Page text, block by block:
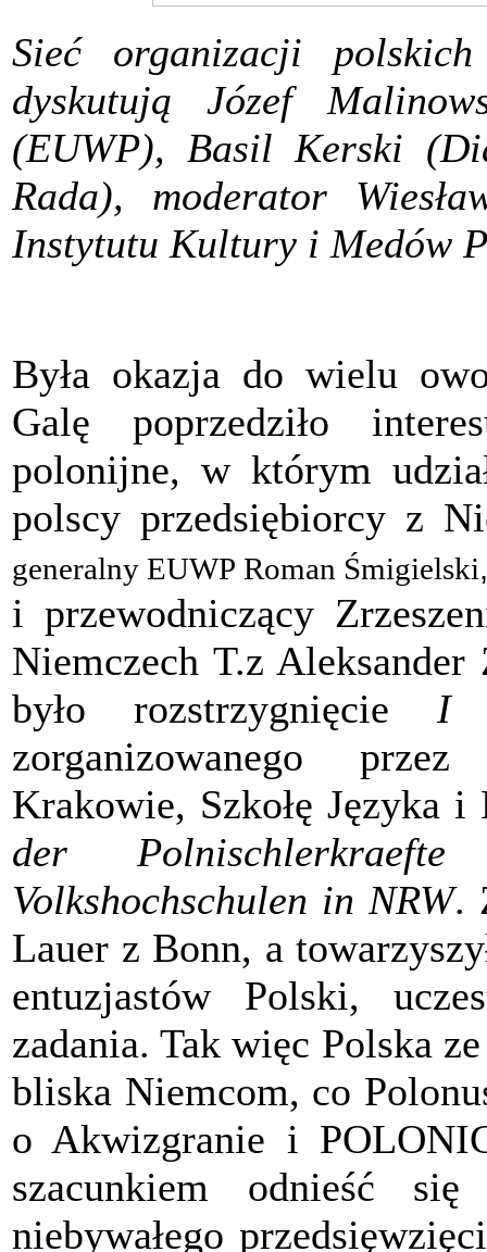
Sieć organizacji
dyskutują Józef
(EUWP), Basil Kerski
Rada), moderator
Instytutu Kultury i Medów
Była okazja do wielu
Galę poprzedziło
polonijne, w którym
polscy przedsiębiorcy z
generalny EUWP Roman Śmigielski
i przewodniczący
Niemczech T.z
było rozstrzygnięcie I
zorganizowanego
Krakowie, Szkołę
der
Volkshochschulen in NRW.
Lauer z Bonn, a
entuzjastów Polski,
zadania. Tak więc Polska
bliska Niemcom, co
o Akwizgranie i
szacunkiem odnieść
niebywałego